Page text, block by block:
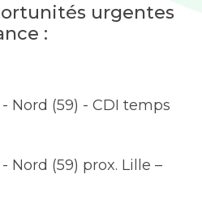
urgentes
:
Nord (59) - CDI temps
Nord (59) prox. Lille –